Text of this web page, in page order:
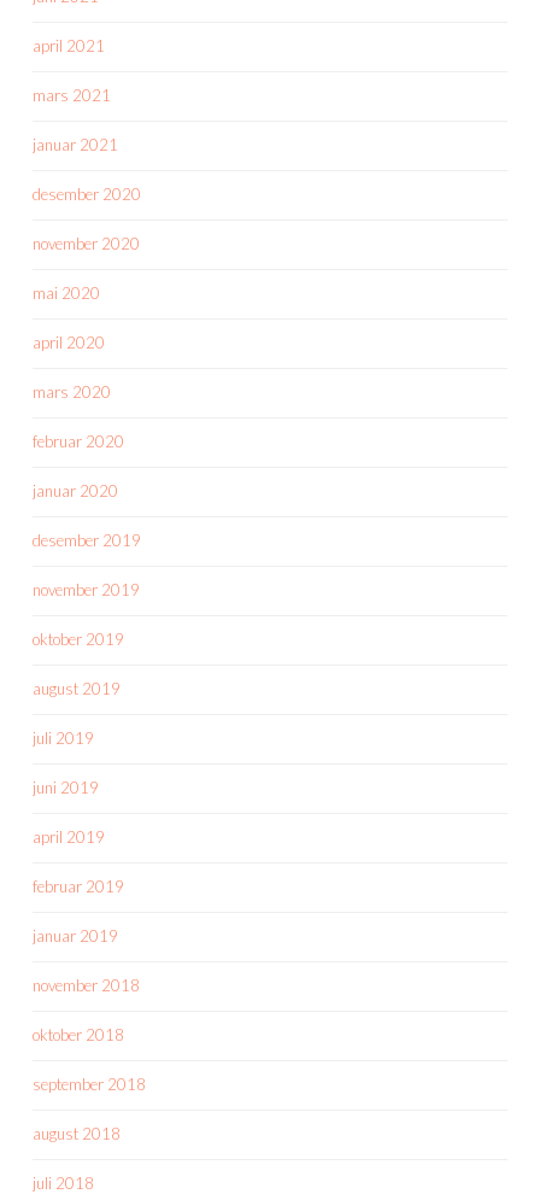
april 2021
mars 2021
januar 2021
desember 2020
november 2020
mai 2020
april 2020
mars 2020
februar 2020
januar 2020
desember 2019
november 2019
oktober 2019
august 2019
juli 2019
juni 2019
april 2019
februar 2019
januar 2019
november 2018
oktober 2018
september 2018
august 2018
juli 2018